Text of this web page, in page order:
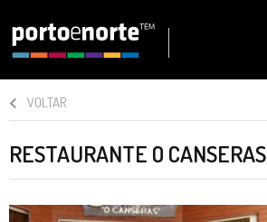
VOLTAR
RESTAURANTE O CANSERAS